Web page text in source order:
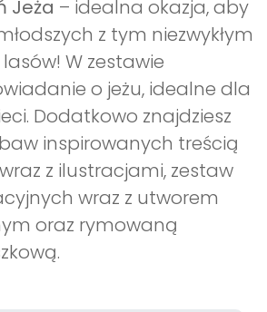
Jeża – idealna okazja, aby
z tym niezwykłym
W zestawie
o jeżu, idealne dla
Dodatkowo znajdziesz
inspirowanych treścią
z ilustracjami, zestaw
wraz z utworem
oraz rymowaną